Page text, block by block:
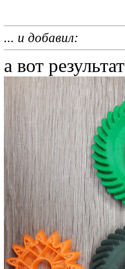
... и добавил:
а вот результат